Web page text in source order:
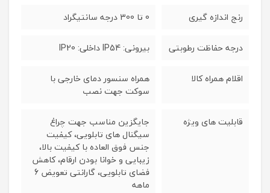
رنج اندازه گیری 0 تا 300 درجه سانتیگراد
درجه حفاظت رطوبتی بیرونی: IP54 داخلی: IP20
اقلام همراه کالا
همراه سنسور دمای خارجی با
سوکت جهت نصب
قابلیت های ویژه
جایگزین مناسب جهت چراغ
سیگنال های تابلویی، کیفیت
جنس فوق العاده با کیفیت بالا،
زیبایی و خوانا بودن ارقام، کاهش
فضای تابلویی، گارانتی تعویض 6
ماهه